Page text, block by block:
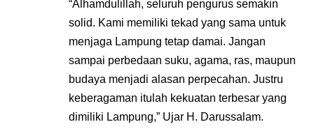
“Alhamdulillah, seluruh pengurus semakin
solid. Kami memiliki tekad yang sama untuk
menjaga Lampung tetap damai. Jangan
sampai perbedaan suku, agama, ras, maupun
budaya menjadi alasan perpecahan. Justru
keberagaman itulah kekuatan terbesar yang
dimiliki Lampung,” Ujar H. Darussalam.